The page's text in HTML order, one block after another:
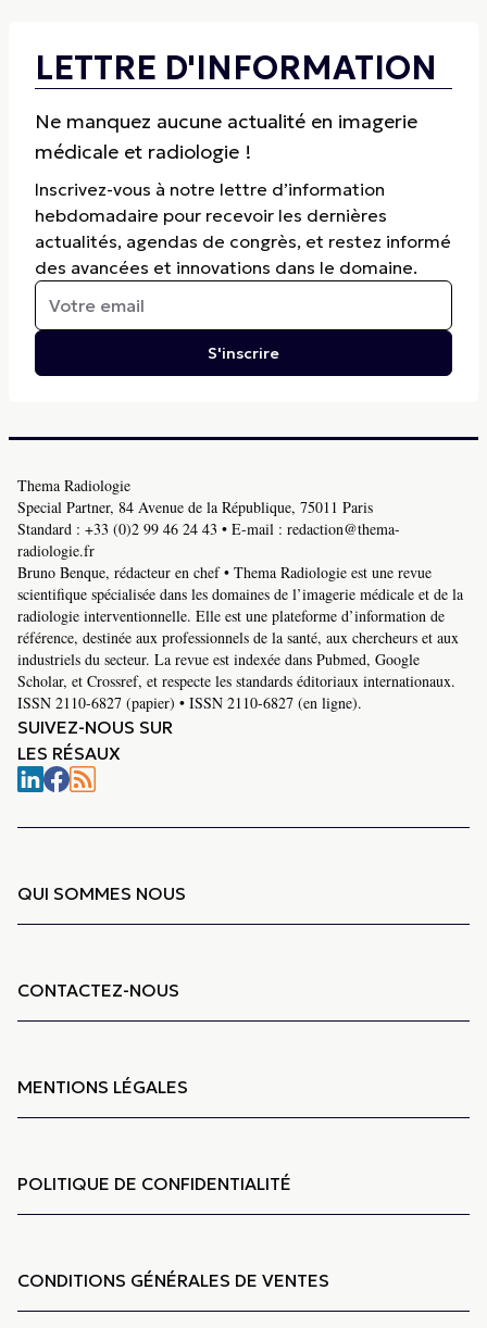
LETTRE D'INFORMATION
Ne manquez aucune actualité en imagerie
médicale et radiologie !
Inscrivez-vous à notre lettre d’information
hebdomadaire pour recevoir les dernières
actualités, agendas de congrès, et restez informé
des avancées et innovations dans le domaine.
S'inscrire
Thema Radiologie
Special Partner, 84 Avenue de la République, 75011 Paris
Standard : +33 (0)2 99 46 24 43 • E-mail : redaction@thema-
radiologie.fr
Bruno Benque, rédacteur en chef • Thema Radiologie est une revue
scientifique spécialisée dans les domaines de l’imagerie médicale et de la
radiologie interventionnelle. Elle est une plateforme d’information de
référence, destinée aux professionnels de la santé, aux chercheurs et aux
industriels du secteur. La revue est indexée dans Pubmed, Google
Scholar, et Crossref, et respecte les standards éditoriaux internationaux.
ISSN 2110-6827 (papier) • ISSN 2110-6827 (en ligne).
SUIVEZ-NOUS SUR
LES RÉSAUX
QUI SOMMES NOUS
CONTACTEZ-NOUS
MENTIONS LÉGALES
POLITIQUE DE CONFIDENTIALITÉ
CONDITIONS GÉNÉRALES DE VENTES